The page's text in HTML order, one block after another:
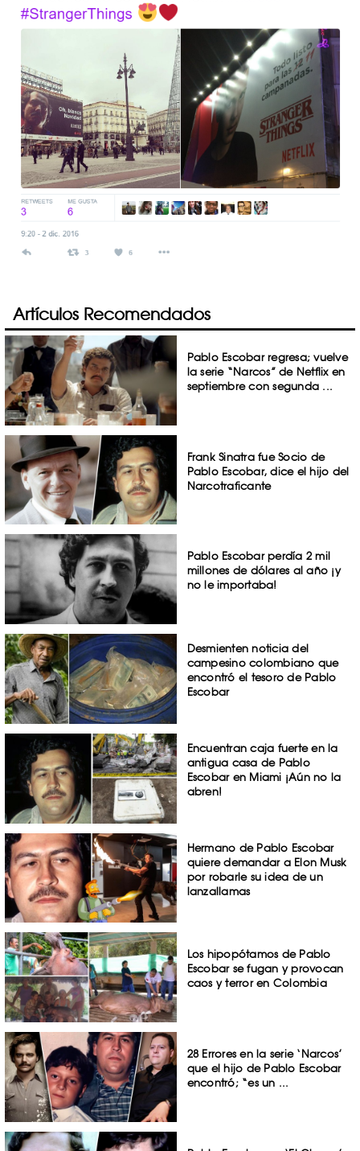
Artículos Recomendados
Pablo Escobar regresa; vuelve
la serie “Narcos” de Netflix en
septiembre con segunda ...
Frank Sinatra fue Socio de
Pablo Escobar, dice el hijo del
Narcotraficante
Pablo Escobar perdía 2 mil
millones de dólares al año ¡y
no le importaba!
Desmienten noticia del
campesino colombiano que
encontró el tesoro de Pablo
Escobar
Encuentran caja fuerte en la
antigua casa de Pablo
Escobar en Miami ¡Aún no la
abren!
Hermano de Pablo Escobar
quiere demandar a Elon Musk
por robarle su idea de un
lanzallamas
Los hipopótamos de Pablo
Escobar se fugan y provocan
caos y terror en Colombia
28 Errores en la serie ‘Narcos’
que el hijo de Pablo Escobar
encontró; “es un ...